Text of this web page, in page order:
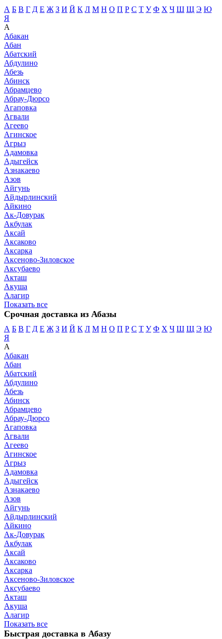
А Б В Г Д Е Ж З И Й К Л М Н О П Р С Т У Ф Х Ч Ш Щ Э Ю
Я
А
Абакан
Абан
Абатский
Абдулино
Абезь
Абинск
Абрамцево
Абрау-Дюрсо
Агаповка
Агвали
Агеево
Агинское
Агрыз
Адамовка
Адыгейск
Азнакаево
Азов
Айгунь
Айдырлинский
Айкино
Ак-Довурак
Акбулак
Аксай
Аксаково
Аксарка
Аксеново-Зиловское
Аксубаево
Акташ
Акуша
Алагир
Показать все
Срочная доставка из Абазы
А Б В Г Д Е Ж З И Й К Л М Н О П Р С Т У Ф Х Ч Ш Щ Э Ю
Я
А
Абакан
Абан
Абатский
Абдулино
Абезь
Абинск
Абрамцево
Абрау-Дюрсо
Агаповка
Агвали
Агеево
Агинское
Агрыз
Адамовка
Адыгейск
Азнакаево
Азов
Айгунь
Айдырлинский
Айкино
Ак-Довурак
Акбулак
Аксай
Аксаково
Аксарка
Аксеново-Зиловское
Аксубаево
Акташ
Акуша
Алагир
Показать все
Быстрая доставка в Абазу